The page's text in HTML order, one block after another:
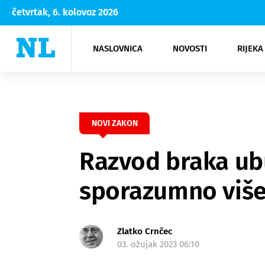
četvrtak, 6. kolovoz 2026
NASLOVNICA NOVOSTI
Rijeka Opatija
NK
Moda
Kultura
NOVI ZAKON
Razvod braka
sporazumno
Zlatko Crnčec
03. ožujak 2023 06:10